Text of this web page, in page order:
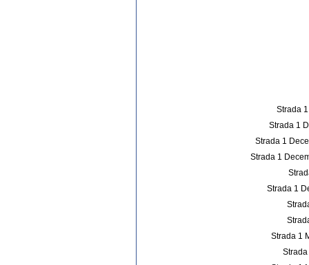
Strada
Strada 1
Strada 1
Strada 1
Strada 1
Strada 1